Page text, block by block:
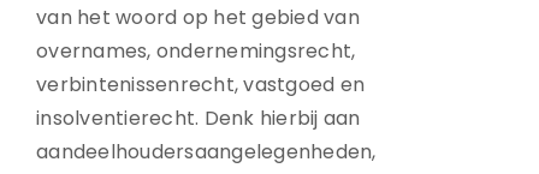
van het woord op het gebied van
overnames, ondernemingsrecht,
verbintenissenrecht, vastgoed en
insolventierecht. Denk hierbij aan
aandeelhoudersaangelegenheden,